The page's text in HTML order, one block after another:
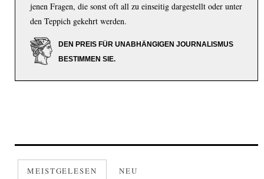
jenen Fragen, die sonst oft all zu einseitig dargestellt oder unter
den Teppich gekehrt werden.
DEN PREIS FÜR UNABHÄNGIGEN JOURNALISMUS
BESTIMMEN SIE.
MEISTGELESEN NEU